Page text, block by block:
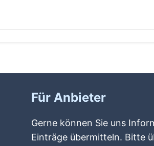
Für Anbieter
Gerne können Sie uns
Einträge übermitteln. Bitte